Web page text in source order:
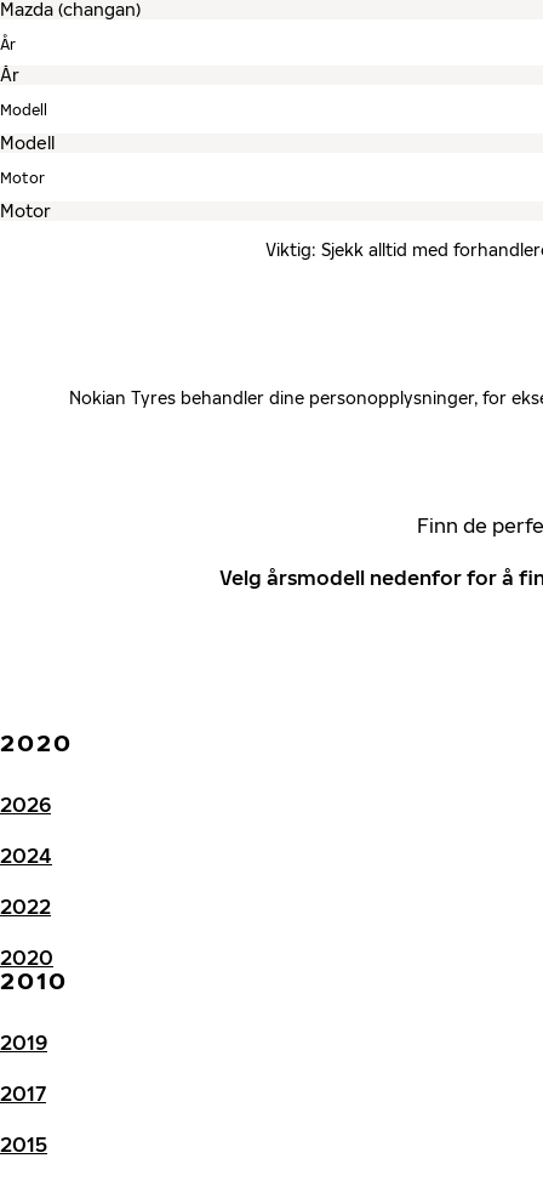
År
Modell
Motor
Viktig: Sjekk alltid med
Nokian Tyres behandler dine personopplysninger, for
Finn de
Velg årsmodell nedenfor for å
2020
2026
2024
2022
2020
2010
2019
2017
2015